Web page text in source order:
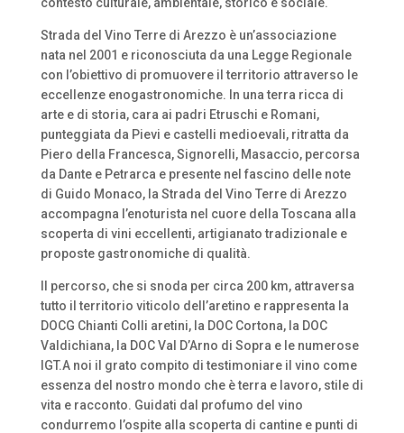
Strada del Vino Terre di Arezzo è un’associazione
nata nel 2001 e riconosciuta da una Legge Regionale
con l’obiettivo di promuovere il territorio attraverso le
eccellenze enogastronomiche. In una terra ricca di
arte e di storia, cara ai padri Etruschi e Romani,
punteggiata da Pievi e castelli medioevali, ritratta da
Piero della Francesca, Signorelli, Masaccio, percorsa
da Dante e Petrarca e presente nel fascino delle note
di Guido Monaco, la Strada del Vino Terre di Arezzo
accompagna l’enoturista nel cuore della Toscana alla
scoperta di vini eccellenti, artigianato tradizionale e
proposte gastronomiche di qualità.
Il percorso, che si snoda per circa 200 km, attraversa
tutto il territorio viticolo dell’aretino e rappresenta la
DOCG Chianti Colli aretini, la DOC Cortona, la DOC
Valdichiana, la DOC Val D’Arno di Sopra e le numerose
IGT.A noi il grato compito di testimoniare il vino come
essenza del nostro mondo che è terra e lavoro, stile di
vita e racconto. Guidati dal profumo del vino
condurremo l’ospite alla scoperta di cantine e punti di